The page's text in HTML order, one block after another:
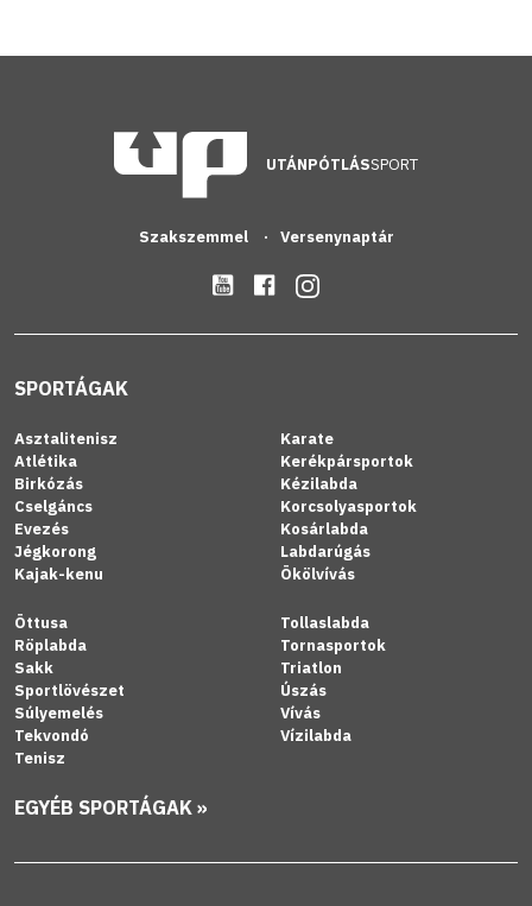
UTÁNPÓTLÁSSPORT
Szakszemmel Versenynaptár
SPORTÁGAK
Asztalitenisz
Atlétika
Birkózás
Cselgáncs
Evezés
Jégkorong
Kajak-kenu
Karate
Kerékpársportok
Kézilabda
Korcsolyasportok
Kosárlabda
Labdarúgás
Ökölvívás
Öttusa
Röplabda
Sakk
Sportlövészet
Súlyemelés
Tekvondó
Tenisz
Tollaslabda
Tornasportok
Triatlon
Úszás
Vívás
Vízilabda
EGYÉB SPORTÁGAK »